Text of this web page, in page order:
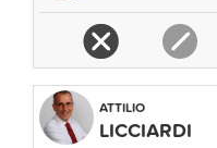
ATTILIO
LICCIARDI